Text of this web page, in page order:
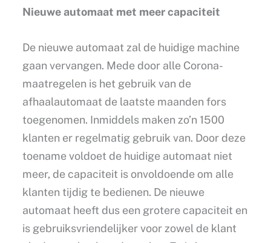
Nieuwe automaat met meer capaciteit
De nieuwe automaat zal de huidige machine
gaan vervangen. Mede door alle Corona-
maatregelen is het gebruik van de
afhaalautomaat de laatste maanden fors
toegenomen. Inmiddels maken zo’n 1500
klanten er regelmatig gebruik van. Door deze
toename voldoet de huidige automaat niet
meer, de capaciteit is onvoldoende om alle
klanten tijdig te bedienen. De nieuwe
automaat heeft dus een grotere capaciteit en
is gebruiksvriendelijker voor zowel de klant